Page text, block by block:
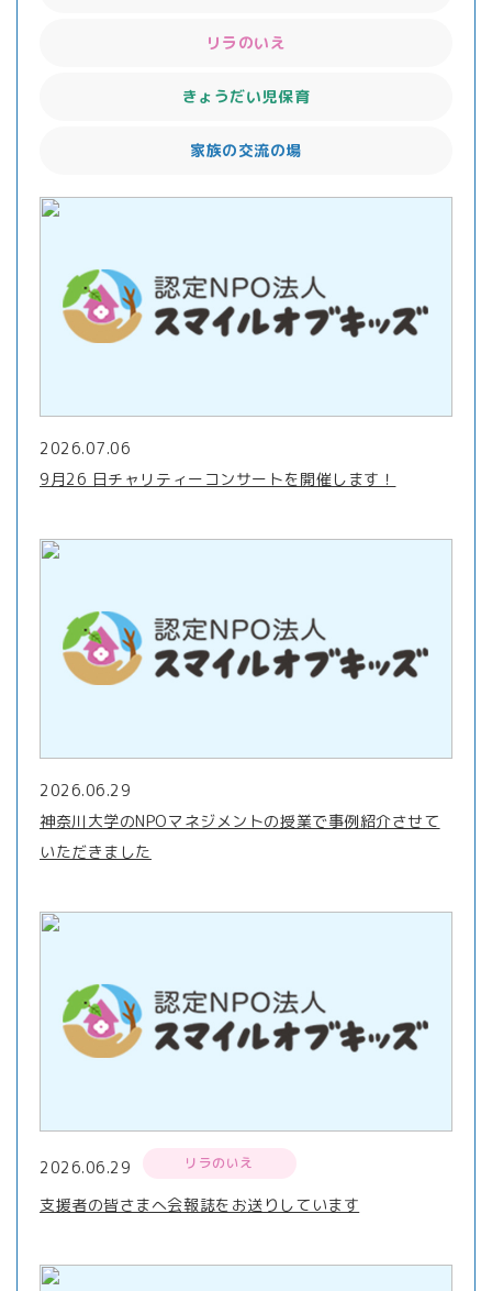
リラのいえ
きょうだい児保育
家族の交流の場
2026.07.06
9月26 日チャリティーコンサートを開催します！
2026.06.29
神奈川大学のNPOマネジメントの授業で事例紹介させて
いただきました
2026.06.29 リラのいえ
支援者の皆さまへ会報誌をお送りしています